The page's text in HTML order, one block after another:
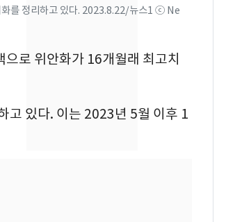
화를 정리하고 있다. 2023.8.22/뉴스1 ⓒ Ne
로 위안화가 16개월래 최고치
고 있다. 이는 2023년 5월 이후 1
8
"하늘로 떠난 딸과의 약
'돌핀'과 '찬홈'